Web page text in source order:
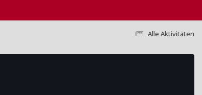
Alle Aktivitäten